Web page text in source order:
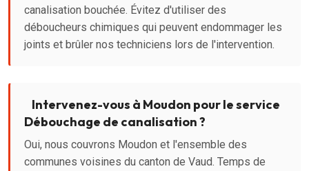
canalisation bouchée. Évitez d'utiliser des
déboucheurs chimiques qui peuvent endommager les
joints et brûler nos techniciens lors de l'intervention.
Intervenez-vous à Moudon pour le service
Débouchage de canalisation ?
Oui, nous couvrons Moudon et l'ensemble des
communes voisines du canton de Vaud. Temps de